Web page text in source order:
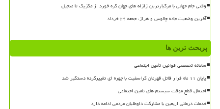
وقتی جام جهانی با مرگبارترین زلزله های جهان گره خورد از مکزیک تا منجیل
آخرین وضعیت جاده چالوس و هراز، جمعه ۲۹ خرداد
پربحث ترین ها
سامانه تخصصی قوانین تأمین اجتماعی
پایان ۱۱ ماه فرار قاتل قهرمان کراسفیت با چهره ای تغییرکرده دستگیر شد
احتمال قطع موقت سیستم های تامین اجتماعی
خدمات درمانی اربعین با مشارکت داوطلبان مردمی ادامه دارد